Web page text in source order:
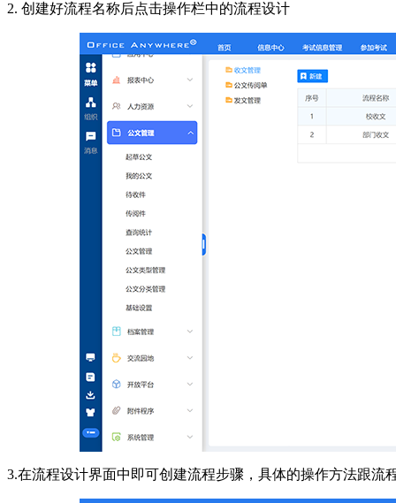
2. 创建好流程名称后点击操作栏中的流程设计
3.在流程设计界面中即可创建流程步骤，具体的操作方法跟流